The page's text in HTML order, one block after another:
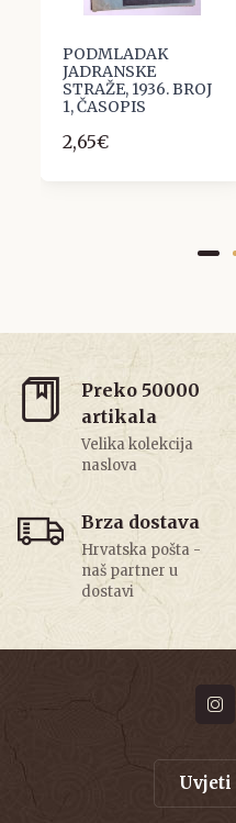
PODMLADAK
JADRANSKE
STRAŽE, 1936. BROJ
1, ČASOPIS
2,65€
Preko 50000
artikala
Velika kolekcija
naslova
Brza dostava
Hrvatska pošta -
naš partner u
dostavi
Uvjeti